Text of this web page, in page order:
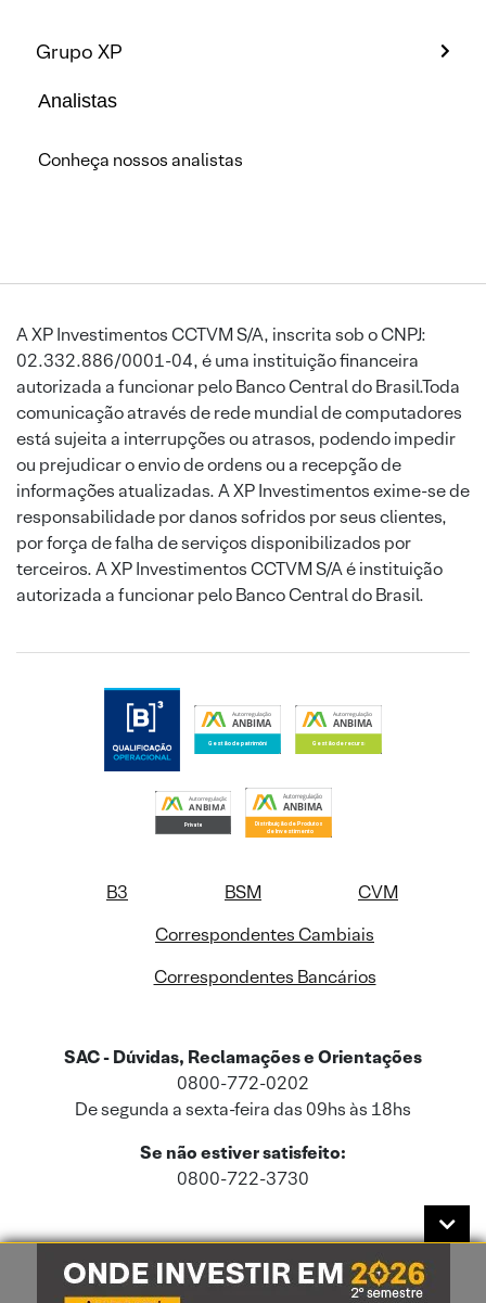
Grupo XP
Analistas
Conheça nossos analistas
A XP Investimentos CCTVM S/A, inscrita sob o CNPJ:
02.332.886/0001-04, é uma instituição financeira
autorizada a funcionar pelo Banco Central do Brasil.Toda
comunicação através de rede mundial de computadores
está sujeita a interrupções ou atrasos, podendo impedir
ou prejudicar o envio de ordens ou a recepção de
informações atualizadas. A XP Investimentos exime-se de
responsabilidade por danos sofridos por seus clientes,
por força de falha de serviços disponibilizados por
terceiros. A XP Investimentos CCTVM S/A é instituição
autorizada a funcionar pelo Banco Central do Brasil.
B3 BSM
CVM
Correspondentes Cambiais
Correspondentes Bancários
SAC - Dúvidas, Reclamações e Orientações
0800-772-0202
De segunda a sexta-feira das 09hs às 18hs
Se não estiver satisfeito:
0800-722-3730
Este site usa cookies e dados pessoais de acordo com a nossaPolítica de
Cookies
e a nossaPolítica de Privacidade.